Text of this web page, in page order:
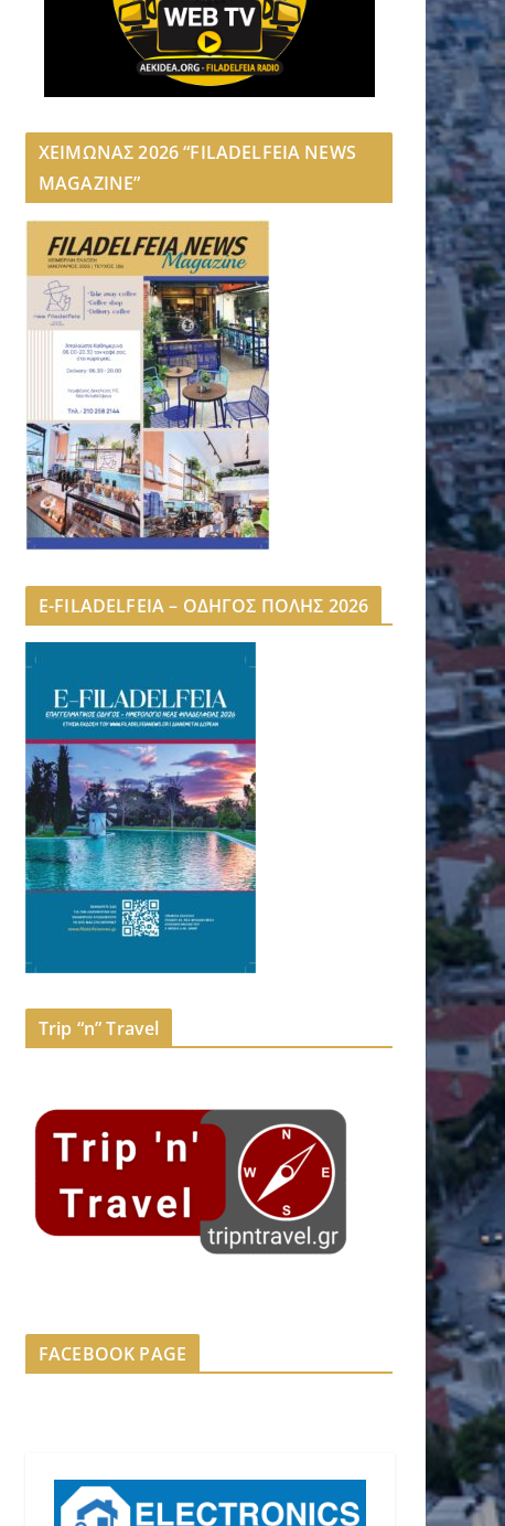
ΧΕΙΜΩΝΑΣ 2026 “FILADELFEIA NEWS
MAGAZINE”
E-FILADELFEIA – ΟΔΗΓΟΣ ΠΟΛΗΣ 2026
Trip “n” Travel
FACEBOOK PAGE